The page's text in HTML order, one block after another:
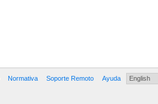
Normativa Soporte Remoto Ayuda